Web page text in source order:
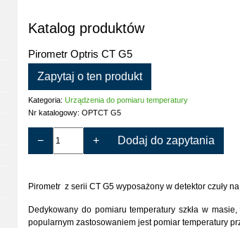
Katalog produktów
Pirometr Optris CT G5
Zapytaj o ten produkt
Kategoria: Urządzenia do pomiaru temperatury
Nr katalogowy: OPTCT G5
− + Dodaj do zapytania
Pirometr z serii CT G5 wyposażony w detektor czuły
Dedykowany do pomiaru temperatury szkła w
popularnym zastosowaniem jest pomiar temperatury